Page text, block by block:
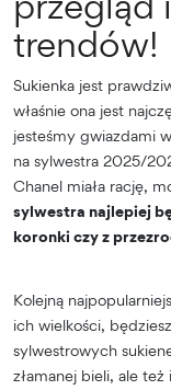
trendów!
Sukienka jest
właśnie ona jest
jesteśmy gwiazdami
na sylwestra 2025/
Chanel miała rację,
sylwestra najlepiej
koronki czy z
Kolejną
ich wielkości,
sylwestrowych
złamanej bieli, ale